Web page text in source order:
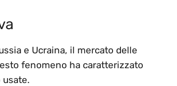
e Ucraina, il mercato delle
fenomeno ha caratterizzato